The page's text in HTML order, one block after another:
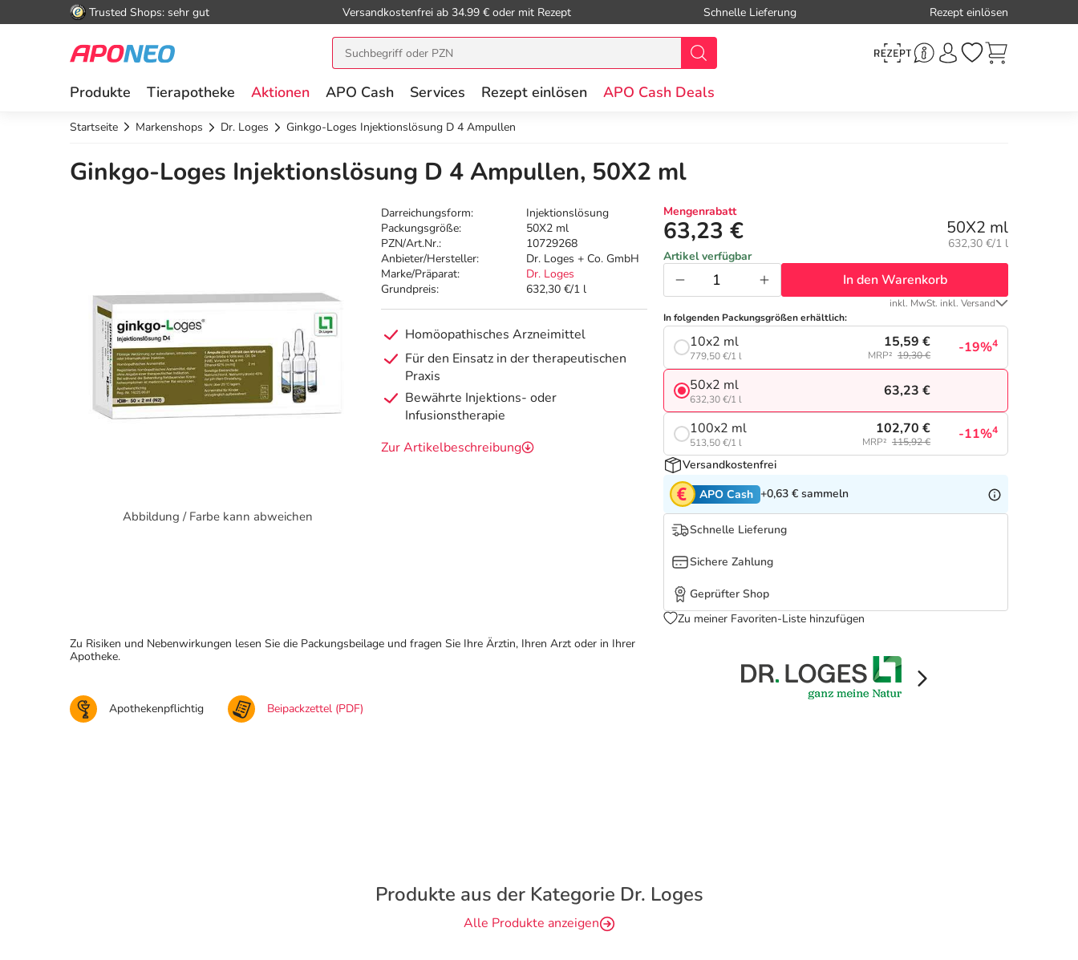
Trusted Shops: sehr gut Versandkostenfrei ab 34.99 € oder mit Rezept Schnelle Lieferung Rezept einlösen
Produkte Tierapotheke Aktionen APO Cash Services Rezept einlösen APO Cash Deals
Startseite Markenshops Dr. Loges Ginkgo-Loges Injektionslösung D 4 Ampullen
Ginkgo-Loges Injektionslösung D 4 Ampullen, 50X2 ml
Abbildung / Farbe kann abweichen
Darreichungsform:
Injektionslösung
Packungsgröße:
50X2 ml
PZN/Art.Nr.:
10729268
Anbieter/Hersteller:
Dr. Loges + Co. GmbH
Marke/Präparat:
Dr. Loges
Grundpreis:
632,30 €/1 l
Homöopathisches Arzneimittel
Für den Einsatz in der therapeutischen
Praxis
Bewährte Injektions- oder
Infusionstherapie
Zur Artikelbeschreibung
Mengenrabatt
63,23 € 50X2 ml
Grundpreis:
632,30 €/1 l
Artikel verfügbar
In den Warenkorb
inkl. MwSt. inkl. Versand
In folgenden Packungsgrößen erhältlich:
10x2 ml
779,50 €/1 l
15,59 €
MRP² 19,30 € -19%4
50x2 ml
632,30 €/1 l
63,23 €
100x2 ml
513,50 €/1 l
102,70 €
MRP² 115,92 € -11%4
Versandkostenfrei
APO Cash +0,63 € sammeln
Schnelle Lieferung
Sichere Zahlung
Geprüfter Shop
Zu meiner Favoriten-Liste hinzufügen
Zu Risiken und Nebenwirkungen lesen Sie die Packungsbeilage und fragen Sie Ihre Ärztin, Ihren Arzt oder in Ihrer
Apotheke.
Apothekenpflichtig Beipackzettel (PDF)
Produkte aus der Kategorie Dr. Loges
Alle Produkte anzeigen